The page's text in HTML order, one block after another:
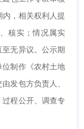
，相关权利人提
核实；情况属实
无异议。公示期
制作《农村土地
发包方负责人、
程公开、调查专